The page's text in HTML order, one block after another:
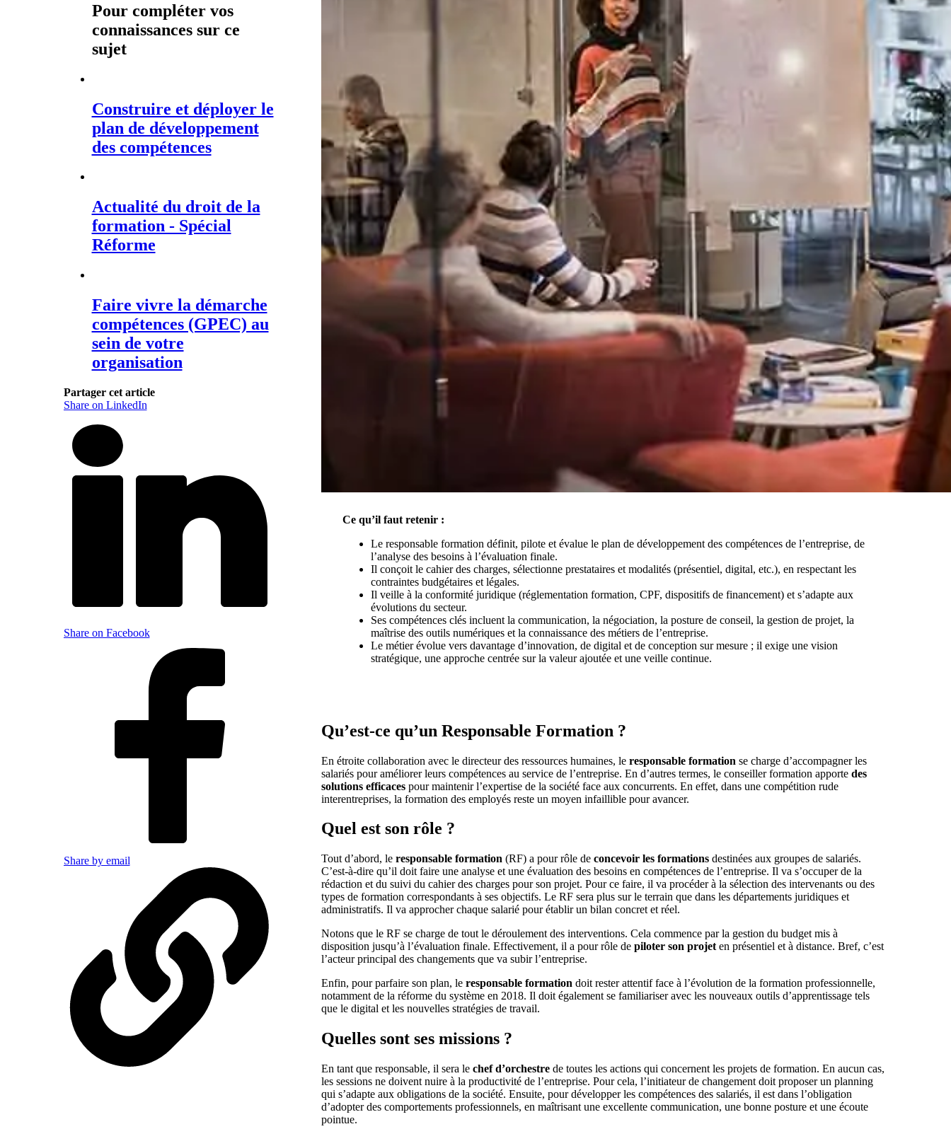
Pour compléter vos
connaissances sur ce
sujet
Construire et déployer le
plan de développement
des compétences
Actualité du droit de la
formation - Spécial
Réforme
Faire vivre la démarche
compétences (GPEC) au
sein de votre
organisation
Partager cet article
Share on LinkedIn
Share on Facebook
Share by email
Ce qu’il faut retenir :
Le responsable formation définit, pilote et évalue le plan de développement des compétences de l’entreprise, de
l’analyse des besoins à l’évaluation finale.
Il conçoit le cahier des charges, sélectionne prestataires et modalités (présentiel, digital, etc.), en respectant les
contraintes budgétaires et légales.
Il veille à la conformité juridique (réglementation formation, CPF, dispositifs de financement) et s’adapte aux
évolutions du secteur.
Ses compétences clés incluent la communication, la négociation, la posture de conseil, la gestion de projet, la
maîtrise des outils numériques et la connaissance des métiers de l’entreprise.
Le métier évolue vers davantage d’innovation, de digital et de conception sur mesure ; il exige une vision
stratégique, une approche centrée sur la valeur ajoutée et une veille continue.
Qu’est-ce qu’un Responsable Formation ?
En étroite collaboration avec le directeur des ressources humaines, le responsable formation se charge d’accompagner les
salariés pour améliorer leurs compétences au service de l’entreprise. En d’autres termes, le conseiller formation apporte des
solutions efficacespour maintenir l’expertise de la société face aux concurrents. En effet, dans une compétition rude
interentreprises, la formation des employés reste un moyen infaillible pour avancer.
Quel est son rôle ?
Tout d’abord, le responsable formation (RF) a pour rôle de concevoir les formationsdestinées aux groupes de salariés.
C’est-à-dire qu’il doit faire une analyse et une évaluation des besoins en compétences de l’entreprise. Il va s’occuper de la
rédaction et du suivi du cahier des charges pour son projet. Pour ce faire, il va procéder à la sélection des intervenants ou des
types de formation correspondants à ses objectifs. Le RF sera plus sur le terrain que dans les départements juridiques et
administratifs. Il va approcher chaque salarié pour établir un bilan concret et réel.
Notons que le RF se charge de tout le déroulement des interventions. Cela commence par la gestion du budget mis à
disposition jusqu’à l’évaluation finale. Effectivement, il a pour rôle de piloter son projeten présentiel et à distance. Bref, c’est
l’acteur principal des changements que va subir l’entreprise.
Enfin, pour parfaire son plan, le responsable formation doit rester attentif face à l’évolution de la formation professionnelle,
notamment de la réforme du système en 2018. Il doit également se familiariser avec les nouveaux outils d’apprentissage tels
que le digital et les nouvelles stratégies de travail.
Quelles sont ses missions ?
En tant que responsable, il sera le chef d’orchestrede toutes les actions qui concernent les projets de formation. En aucun cas,
les sessions ne doivent nuire à la productivité de l’entreprise. Pour cela, l’initiateur de changement doit proposer un planning
qui s’adapte aux obligations de la société. Ensuite, pour développer les compétences des salariés, il est dans l’obligation
d’adopter des comportements professionnels, en maîtrisant une excellente communication, une bonne posture et une écoute
pointue.